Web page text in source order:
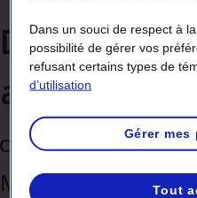
Découvrez
admissibles
Clientèle résidentielle
Mettez en place
Dans un souci de respect à
possibilité de gérer vos
refusant certains types de
d’utilisation
Gérer mes
Tout